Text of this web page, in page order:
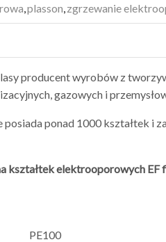
,plasson,zgrzewanie
producent wyrobów z
gazowych i
ponad 1000 kształtek i
kształtek elektrooporowych EF
PE100